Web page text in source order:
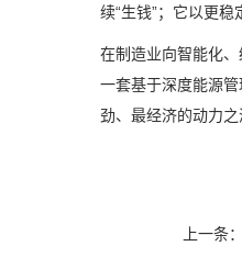
续“生钱”；它以更
在制造业向智能化
一套基于深度能源
劲、最经济的动力
上一条：